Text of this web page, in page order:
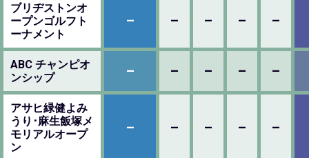
ブリヂストンオ
ープンゴルフト
ーナメント
– – – – –
ABC チャンピオ
ンシップ
– – – – –
アサヒ緑健よみ
うり･麻生飯塚メ
モリアルオープ
ン
– – – – –